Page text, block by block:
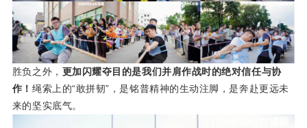
胜负之外，
作！
来的坚实底气。